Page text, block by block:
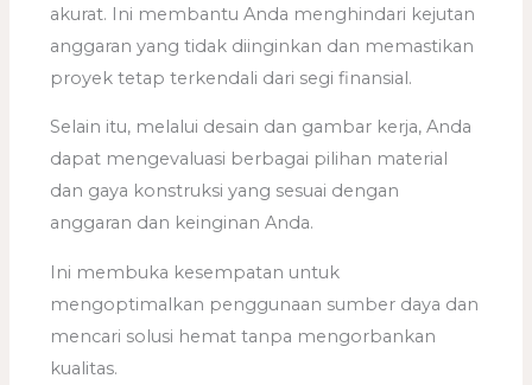
akurat. Ini membantu Anda menghindari kejutan
anggaran yang tidak diinginkan dan memastikan
proyek tetap terkendali dari segi finansial.
Selain itu, melalui desain dan gambar kerja, Anda
dapat mengevaluasi berbagai pilihan material
dan gaya konstruksi yang sesuai dengan
anggaran dan keinginan Anda.
Ini membuka kesempatan untuk
mengoptimalkan penggunaan sumber daya dan
mencari solusi hemat tanpa mengorbankan
kualitas.